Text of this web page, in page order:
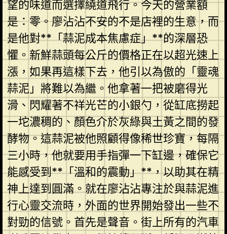
望的味道而選擇繞道飛行。今天的營業額
是：零。廖沾沾不安的不是店裡的生意，而
是他對**「蒜泥成本焦慮症」**的深層恐
懼。新鮮蒜頭每公斤的價格正在以超光速上
漲，如果再這樣下去，他引以為傲的「靈魂
蒜泥」將難以為繼。他拿著一把被磨得光
滑、閃耀著不祥光芒的小銀勺，從缸底撈起
一坨濃稠的、顏色介於灰綠與土黃之間的發
酵物。這蒜泥被他照顧得像稀世珍寶，每隔
三小時，他就要用手指彈一下缸邊，確保它
能感受到**「溫和的震動」**，以助其在精
神上達到圓滿。就在廖沾沾專注於與蒜泥進
行心靈交流時，外面的世界開始發出一些不
對勁的信號。首先是聲音。街上所有的汽車